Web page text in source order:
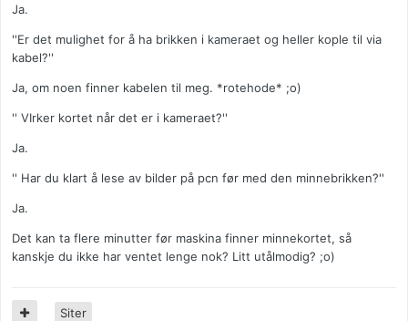
Ja.
''Er det mulighet for å ha brikken i kameraet og heller kople til via
kabel?''
Ja, om noen finner kabelen til meg. *rotehode* ;o)
'' VIrker kortet når det er i kameraet?''
Ja.
'' Har du klart å lese av bilder på pcn før med den minnebrikken?''
Ja.
Det kan ta flere minutter før maskina finner minnekortet, så
kanskje du ikke har ventet lenge nok? Litt utålmodig? ;o)
Siter